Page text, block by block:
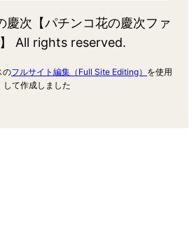
次【パチンコ花の慶次ファ
All rights reserved.
のフルサイト編集（Full Site Editing） を使用
して作成しました